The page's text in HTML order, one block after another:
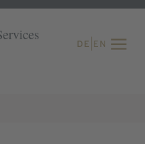
DE EN